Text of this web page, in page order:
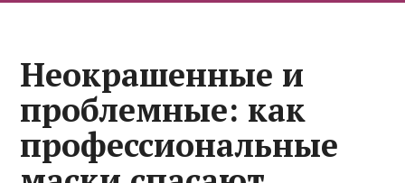
Неокрашенные и
проблемные: как
профессиональные